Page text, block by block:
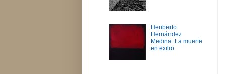
Heriberto
Hernández
Medina: La muerte
en exilio